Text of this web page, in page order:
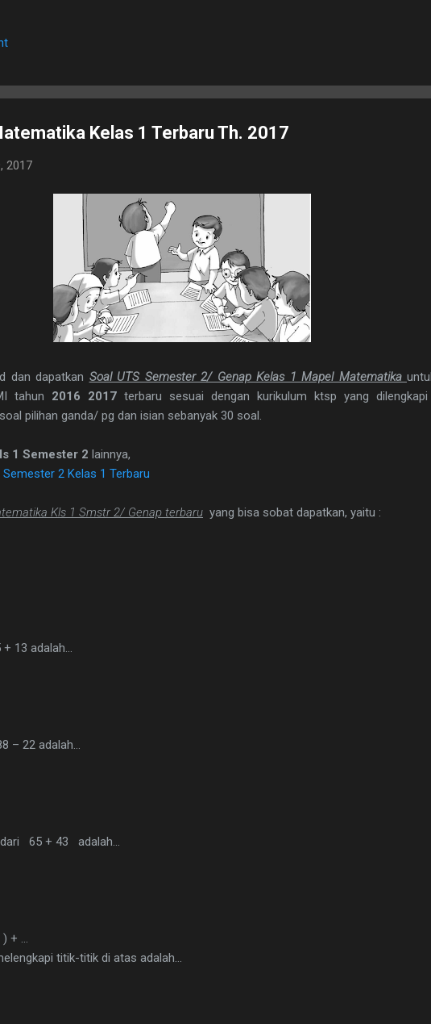
1. D 2. A 3. C 4. B 5. B 6. B 7. C 8. A 9. D 10. C 11. B 12. D 13. A 14. C 15. A 16. C
Teras Berita, dan Isi Berita 2. Judul buku, nama pembuat buku dan logo
Kelas 1 Terbaru Th. 2017
2017
dan dapatkan Soal UTS Semester 2/ Genap Kelas 1 Mapel Matematika
tahun 2016 2017 terbaru sesuai dengan kurikulum ktsp yang
pilihan ganda/ pg dan isian sebanyak 30 soal.
1 Semester 2 lainnya,
2 Kelas 1 Terbaru
Kls 1 Smstr 2/ Genap terbaru yang bisa sobat dapatkan, yaitu :
13 adalah…
– 22 adalah…
65 + 43 adalah…
+ …
titik-titik di atas adalah…